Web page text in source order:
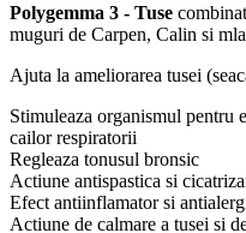
Polygemma 3 - Tuse
muguri de Carpen, Calin si
Ajuta la ameliorarea tusei
Stimuleaza organismul pentru
cailor respiratorii
Regleaza tonusul bronsic
Actiune antispastica si
Efect antiinflamator si
Actiune de calmare a tusei si